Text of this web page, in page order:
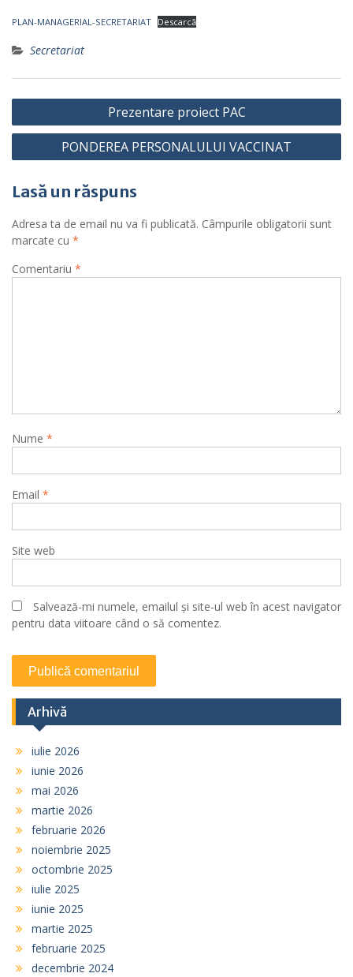
PLAN-MANAGERIAL-SECRETARIAT Descarcă
Secretariat
Navigare
în
articole
Prezentare proiect PAC
PONDEREA PERSONALULUI VACCINAT
Lasă un răspuns
Adresa ta de email nu va fi publicată. Câmpurile obligatorii sunt
marcate cu *
Comentariu *
Nume *
Email *
Site web
Salvează-mi numele, emailul și site-ul web în acest navigator
pentru data viitoare când o să comentez.
Arhivă
iulie 2026
iunie 2026
mai 2026
martie 2026
februarie 2026
noiembrie 2025
octombrie 2025
iulie 2025
iunie 2025
martie 2025
februarie 2025
decembrie 2024